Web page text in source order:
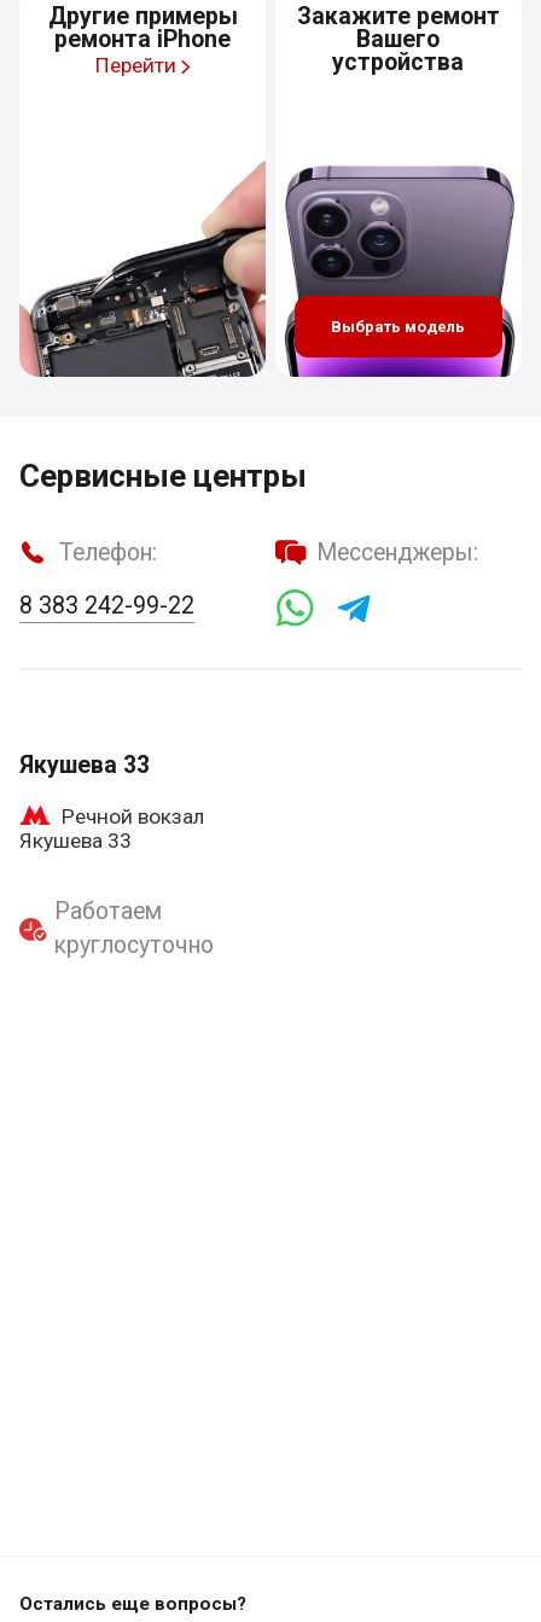
Другие примеры
ремонта iPhone
Перейти
Закажите ремонт
Вашего
устройства
Выбрать модель
Сервисные центры
Телефон:
8 383 242-99-22
Мессенджеры:
Якушева 33
Речной вокзал
Якушева 33
Работаем
круглосуточно
Остались еще вопросы?